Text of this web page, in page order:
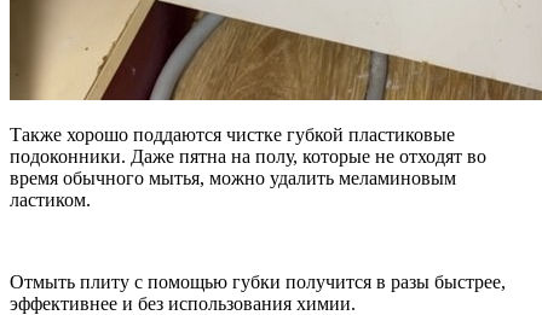
Также хорошо поддаются чистке губкой пластиковые
подоконники. Даже пятна на полу, которые не отходят во
время обычного мытья, можно удалить меламиновым
ластиком.
Отмыть плиту с помощью губки получится в разы быстрее,
эффективнее и без использования химии.